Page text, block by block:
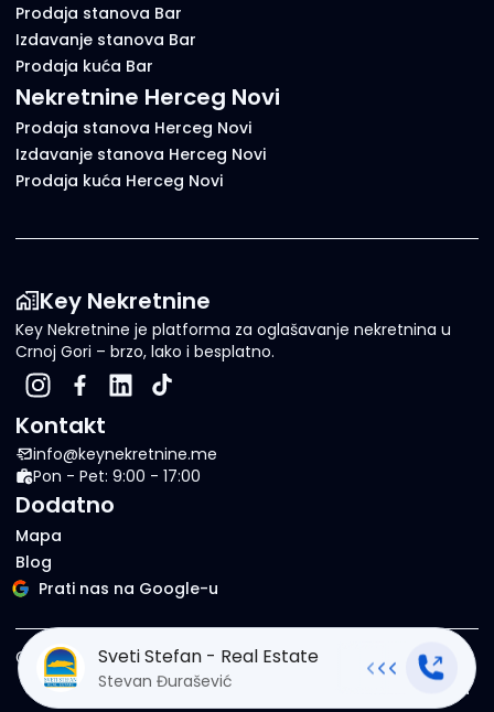
Sveti Stefan - Real Estate
Stevan Đurašević
Prodaja stanova Bar
Izdavanje stanova Bar
Prodaja kuća Bar
Nekretnine Herceg Novi
Prodaja stanova Herceg Novi
Izdavanje stanova Herceg Novi
Prodaja kuća Herceg Novi
Key Nekretnine
Key Nekretnine je platforma za oglašavanje nekretnina u
Crnoj Gori – brzo, lako i besplatno.
Kontakt
info@keynekretnine.me
Pon - Pet: 9:00 - 17:00
Dodatno
Mapa
Blog
Prati nas na Google-u
© 2026Key Nekretnine.Sva prava zadržana
Uslovi korišćenja
Politika privatnosti Politika kolačića